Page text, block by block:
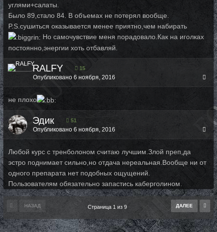
углями+салаты.
Было 89,стало 84. В объемах не потерял вообще.
P.S.сушиться оказывается менее приятно,чем набирать
Но самочувствие меня порадовало.Как на иголках
постоянно,энергии хоть отбавляй.
RALFY 15
Опубликовано 6 ноября, 2016
не плохо
Эдик 51
Опубликовано 6 ноября, 2016
Любой курс с тренболоном считаю лучшим.Злой преп,да
эстро поднимает сильно,но отдача нереальная.Вообще ни от
одного препарата нет подобных ощущений.
Пользователям обязательно запастись каберголином.
НАЗАД ДАЛЕЕ
Страница 1 из 9